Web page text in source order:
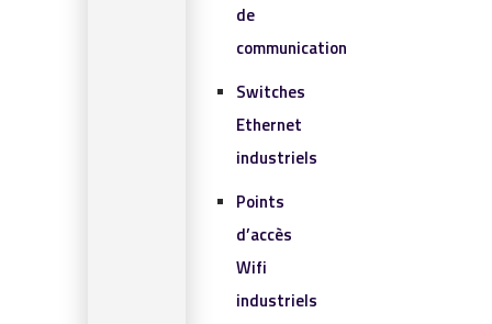
de
communication
Switches
Ethernet
industriels
Points
d’accès
Wifi
industriels